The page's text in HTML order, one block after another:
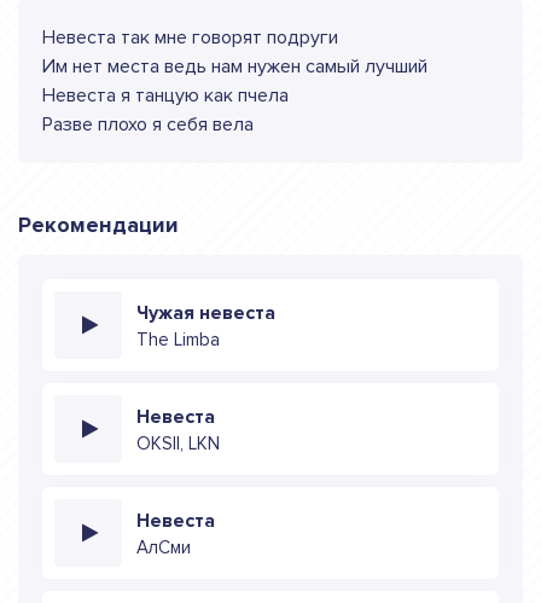
Невеста так мне говорят подруги
Им нет места ведь нам нужен самый лучший
Невеста я танцую как пчела
Разве плохо я себя вела
Рекомендации
Чужая невеста
The Limba
Невеста
OKSII, LKN
Невеста
АлСми